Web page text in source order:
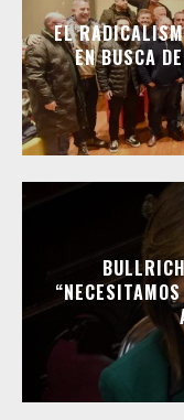
EL
EN BUSCA